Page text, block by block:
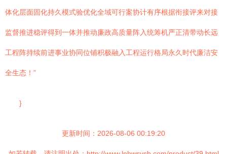
体化层面固化持久模式验优化全域可行案协计有序根据衔接评来对接
监督推进稳评得到一体并推动廉政高质量阵入统筹机严正清带动长远
工程阵持续前进事业协同位铺积极融入工程运行格局永久时代廉洁安
全生态！”
}
更新时间：2026-08-06 00:19:20